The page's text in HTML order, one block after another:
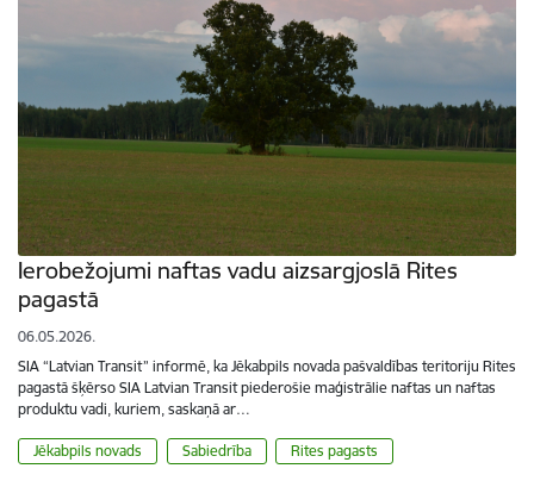
Ierobežojumi naftas vadu aizsargjoslā Rites
pagastā
06.05.2026.
SIA “Latvian Transit” informē, ka Jēkabpils novada pašvaldības teritoriju Rites
pagastā šķērso SIA Latvian Transit piederošie maģistrālie naftas un naftas
produktu vadi, kuriem, saskaņā ar…
Jēkabpils novads Sabiedrība Rites pagasts